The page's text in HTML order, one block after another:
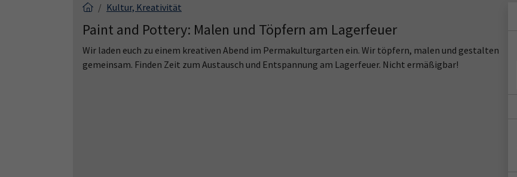
Kultur, Kreativität
Paint and Pottery: Malen und Töpfern am Lagerfeuer
Wir laden euch zu einem kreativen Abend im Permakulturgarten ein. Wir töpfern, malen und gestalten
gemeinsam. Finden Zeit zum Austausch und Entspannung am Lagerfeuer. Nicht ermäßigbar!